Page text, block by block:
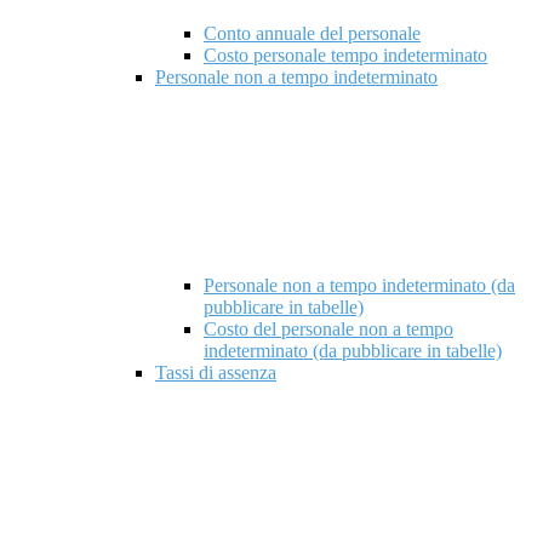
Conto annuale del personale
Costo personale tempo indeterminato
Personale non a tempo indeterminato
Personale non a tempo indeterminato (da
pubblicare in tabelle)
Costo del personale non a tempo
indeterminato (da pubblicare in tabelle)
Tassi di assenza